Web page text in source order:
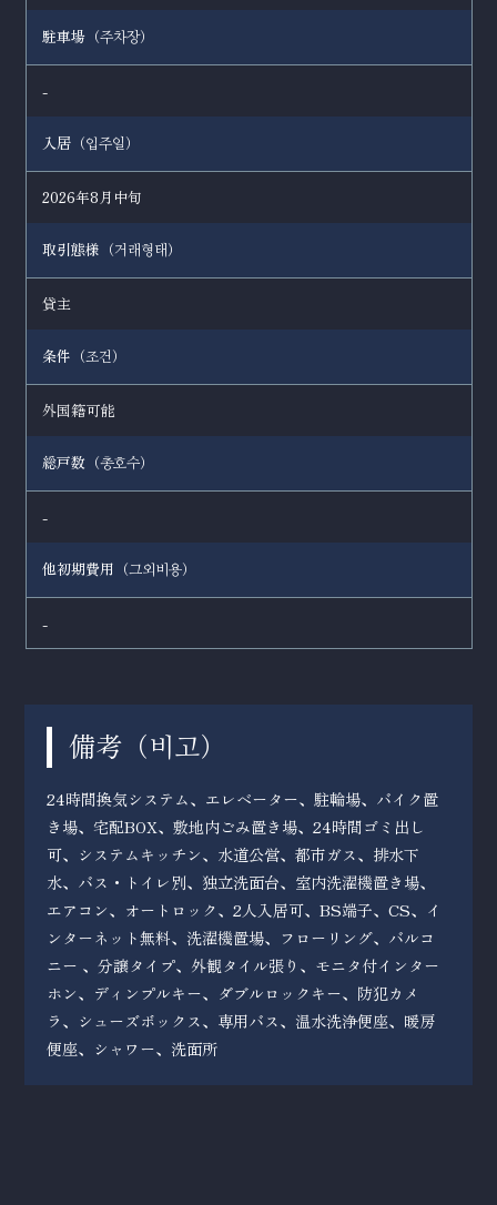
駐車場（주차장）
-
入居（입주일 ）
2026年8月中旬
取引態様（거래형태 ）
貸主
条件（조건 ）
外国籍可能
総戸数（총호수）
-
他初期費用（그외비용）
-
備考（ 비고）
24時間換気システム、エレベーター、駐輪場、バイク置
き場、宅配BOX、敷地内ごみ置き場、24時間ゴミ出し
可、システムキッチン、水道公営、都市ガス、排水下
水、バス・トイレ別、独立洗面台、室内洗濯機置き場、
エアコン、オートロック、2人入居可、BS端子、CS、イ
ンターネット無料、洗濯機置場、フローリング、バルコ
ニー 、分譲タイプ、外観タイル張り、モニタ付インター
ホン、ディンプルキー、ダブルロックキー、防犯カメ
ラ、シューズボックス、専用バス、温水洗浄便座、暖房
便座、シャワー、洗面所